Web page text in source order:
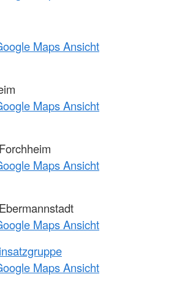
Maps Ansicht
Maps Ansicht
Maps Ansicht
Maps Ansicht
Maps Ansicht